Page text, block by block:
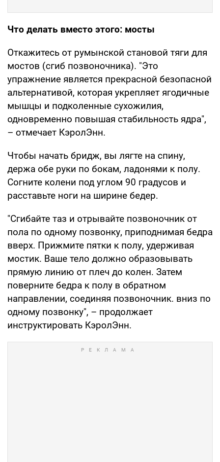
Что делать вместо этого: мосты
Откажитесь от румынской становой тяги для
мостов (сгиб позвоночника). "Это
упражнение является прекрасной безопасной
альтернативой, которая укрепляет ягодичные
мышцы и подколенные сухожилия,
одновременно повышая стабильность ядра",
– отмечает КэролЭнн.
Чтобы начать бридж, вы лягте на спину,
держа обе руки по бокам, ладонями к полу.
Согните колени под углом 90 градусов и
расставьте ноги на ширине бедер.
"Сгибайте таз и отрывайте позвоночник от
пола по одному позвонку, приподнимая бедра
вверх. Прижмите пятки к полу, удерживая
мостик. Ваше тело должно образовывать
прямую линию от плеч до колен. Затем
поверните бедра к полу в обратном
направлении, соединяя позвоночник. вниз по
одному позвонку", – продолжает
инструктировать КэролЭнн.